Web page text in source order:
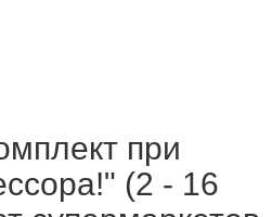
при
(2 - 16